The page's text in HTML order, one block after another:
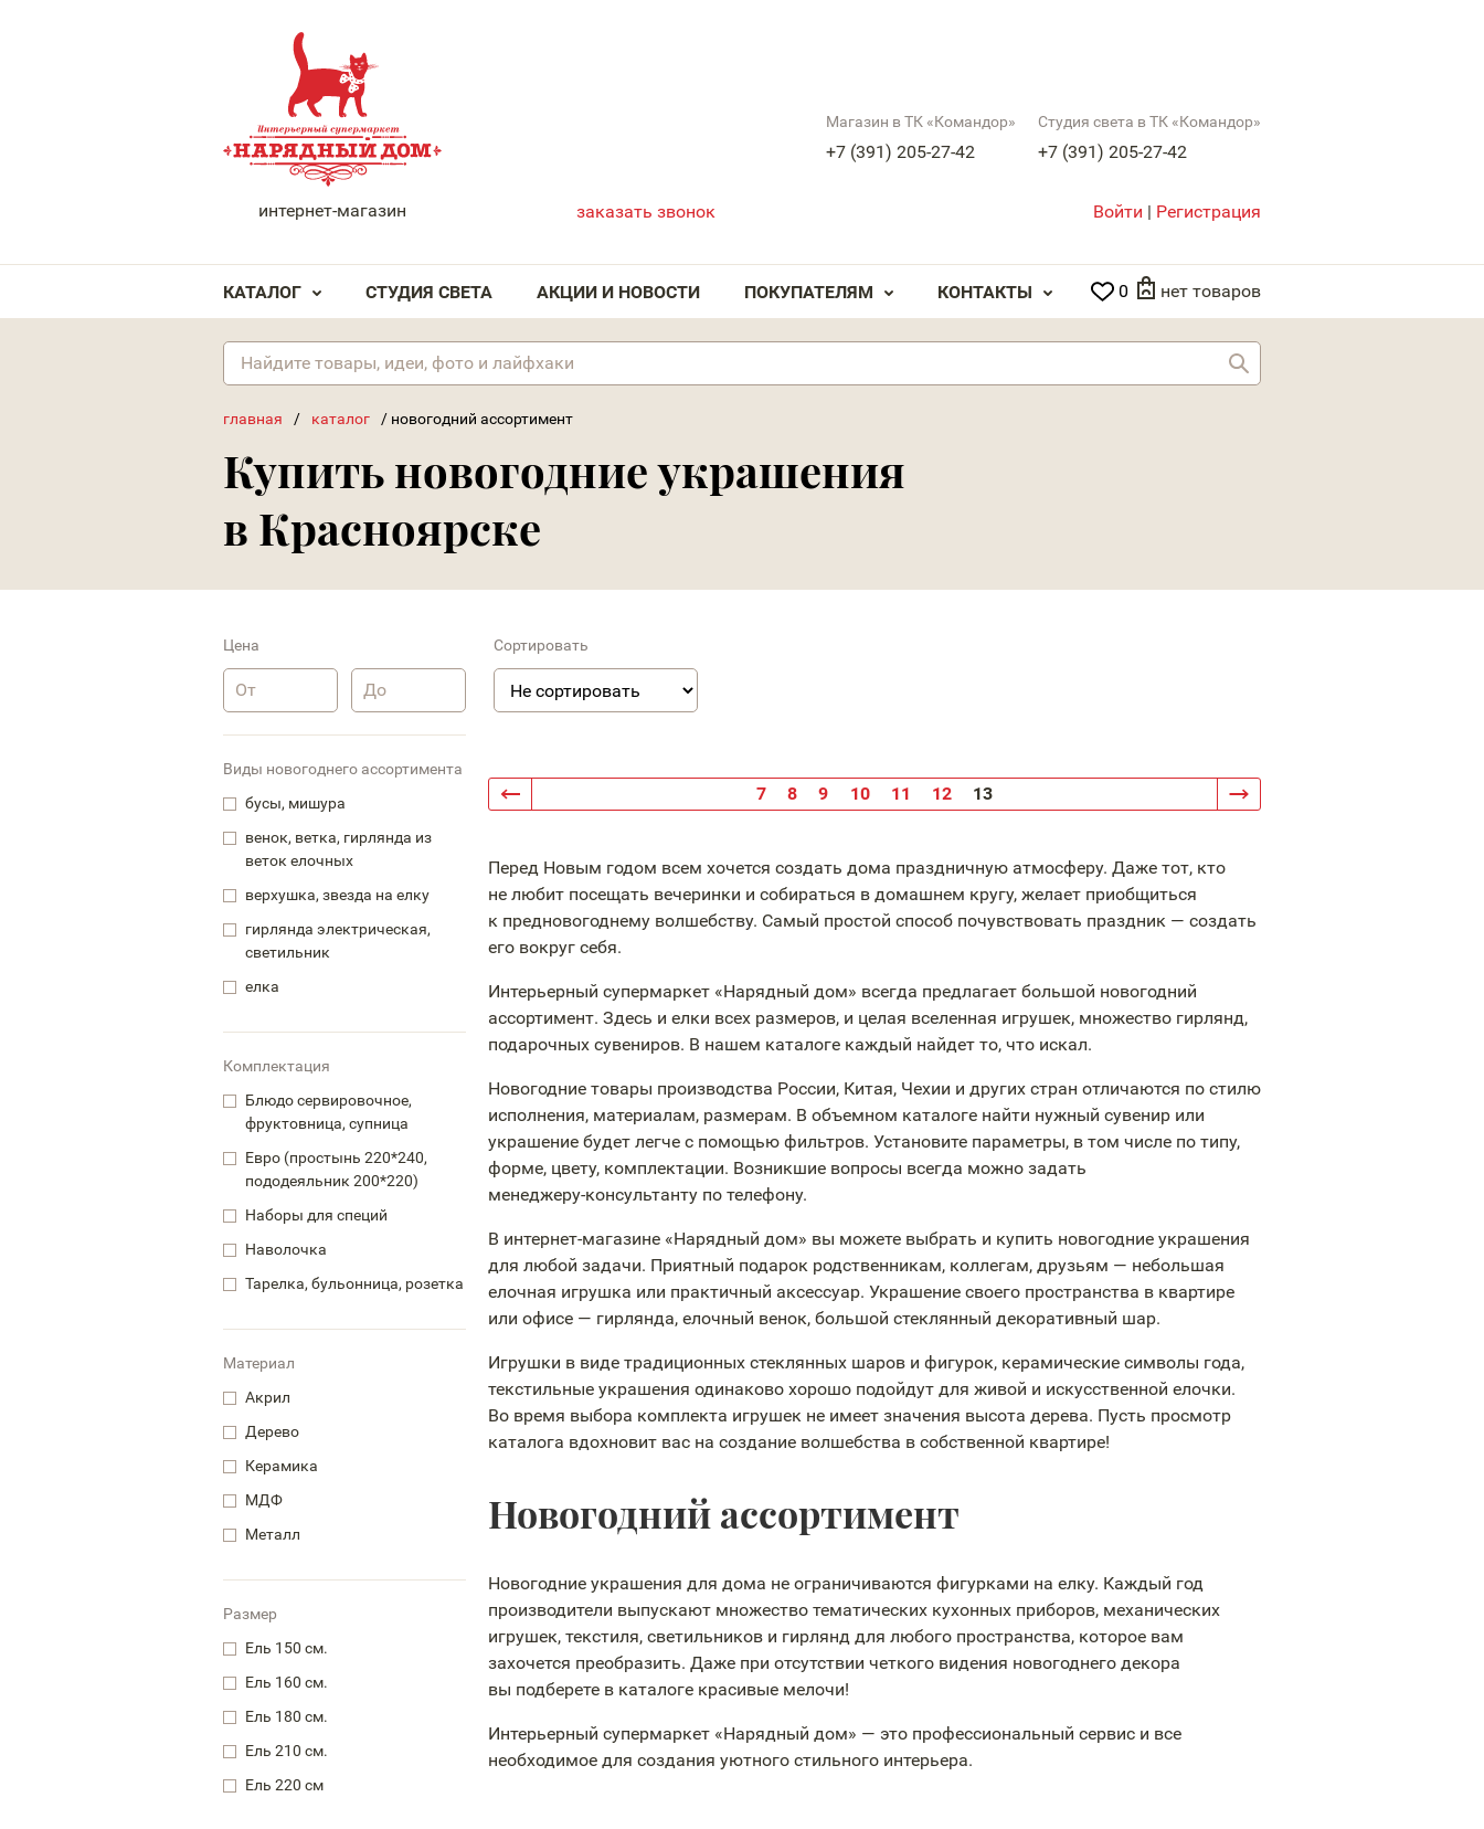
НАРЯДНЫЙ ДОМ
интернет-магазин
Магазин в ТК «Командор»
+7 (391) 205-27-42
Студия света в ТК «Командор»
+7 (391) 205-27-42
заказать звонок Войти | Регистрация
КАТАЛОГ СТУДИЯ СВЕТА АКЦИИ И НОВОСТИ ПОКУПАТЕЛЯМ КОНТАКТЫ 0 нет товаров
главная / каталог / новогодний ассортимент
Купить новогодние украшения
в Красноярске
7 8 9 10 11 12 13
Перед Новым годом всем хочется создать дома праздничную атмосферу. Даже тот, кто
не любит посещать вечеринки и собираться в домашнем кругу, желает приобщиться
к предновогоднему волшебству. Самый простой способ почувствовать праздник — создать
его вокруг себя.
Интерьерный супермаркет «Нарядный дом» всегда предлагает большой новогодний
ассортимент. Здесь и елки всех размеров, и целая вселенная игрушек, множество гирлянд,
подарочных сувениров. В нашем каталоге каждый найдет то, что искал.
Новогодние товары производства России, Китая, Чехии и других стран отличаются по стилю
исполнения, материалам, размерам. В объемном каталоге найти нужный сувенир или
украшение будет легче с помощью фильтров. Установите параметры, в том числе по типу,
форме, цвету, комплектации. Возникшие вопросы всегда можно задать
менеджеру-консультанту по телефону.
В интернет-магазине «Нарядный дом» вы можете выбрать и купить новогодние украшения
для любой задачи. Приятный подарок родственникам, коллегам, друзьям — небольшая
елочная игрушка или практичный аксессуар. Украшение своего пространства в квартире
или офисе — гирлянда, елочный венок, большой стеклянный декоративный шар.
Игрушки в виде традиционных стеклянных шаров и фигурок, керамические символы года,
текстильные украшения одинаково хорошо подойдут для живой и искусственной елочки.
Во время выбора комплекта игрушек не имеет значения высота дерева. Пусть просмотр
каталога вдохновит вас на создание волшебства в собственной квартире!
Новогодний ассортимент
Новогодние украшения для дома не ограничиваются фигурками на елку. Каждый год
производители выпускают множество тематических кухонных приборов, механических
игрушек, текстиля, светильников и гирлянд для любого пространства, которое вам
захочется преобразить. Даже при отсутствии четкого видения новогоднего декора
вы подберете в каталоге красивые мелочи!
Интерьерный супермаркет «Нарядный дом» — это профессиональный сервис и все
необходимое для создания уютного стильного интерьера.
Цена
Виды новогоднего ассортимента
бусы, мишура
венок, ветка, гирлянда из
веток елочных
верхушка, звезда на елку
гирлянда электрическая,
светильник
елка
Комплектация
Блюдо сервировочное,
фруктовница, супница
Евро (простынь 220*240,
пододеяльник 200*220)
Наборы для специй
Наволочка
Тарелка, бульонница, розетка
Материал
Акрил
Дерево
Керамика
МДФ
Металл
Размер
Ель 150 см.
Ель 160 см.
Ель 180 см.
Ель 210 см.
Ель 220 см
Сортировать